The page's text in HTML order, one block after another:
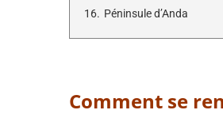
16. Péninsule d’Anda
Comment se